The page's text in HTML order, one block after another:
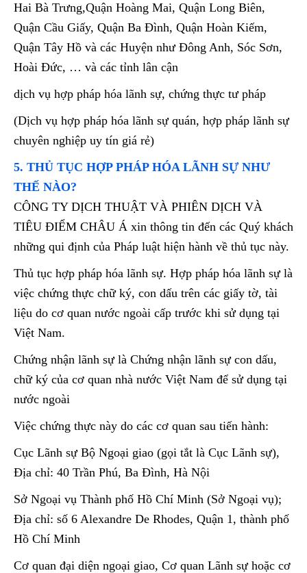
Hai Bà Trưng,Quận Hoàng Mai, Quận Long Biên,
Quận Cầu Giấy, Quận Ba Đình, Quận Hoàn Kiếm,
Quận Tây Hồ và các Huyện như Đông Anh, Sóc Sơn,
Hoài Đức, … và các tỉnh lân cận
dịch vụ hợp pháp hóa lãnh sự, chứng thực tư pháp
(Dịch vụ hợp pháp hóa lãnh sự quán, hợp pháp lãnh sự
chuyên nghiệp uy tín giá rẻ)
5. THỦ TỤC HỢP PHÁP HÓA LÃNH SỰ NHƯ
THẾ NÀO?
CÔNG TY DỊCH THUẬT VÀ PHIÊN DỊCH VÀ
TIÊU ĐIỂM CHÂU Á xin thông tin đến các Quý khách
những qui định của Pháp luật hiện hành về thủ tục này.
Thủ tục hợp pháp hóa lãnh sự. Hợp pháp hóa lãnh sự là
việc chứng thực chữ ký, con dấu trên các giấy tờ, tài
liệu do cơ quan nước ngoài cấp trước khi sử dụng tại
Việt Nam.
Chứng nhận lãnh sự là Chứng nhận lãnh sự con dấu,
chữ ký của cơ quan nhà nước Việt Nam để sử dụng tại
nước ngoài
Việc chứng thực này do các cơ quan sau tiến hành:
Cục Lãnh sự Bộ Ngoại giao (gọi tắt là Cục Lãnh sự),
Địa chỉ: 40 Trần Phú, Ba Đình, Hà Nội
Sở Ngoại vụ Thành phố Hồ Chí Minh (Sở Ngoại vụ);
Địa chỉ: số 6 Alexandre De Rhodes, Quận 1, thành phố
Hồ Chí Minh
Cơ quan đại diện ngoại giao, Cơ quan Lãnh sự hoặc cơ